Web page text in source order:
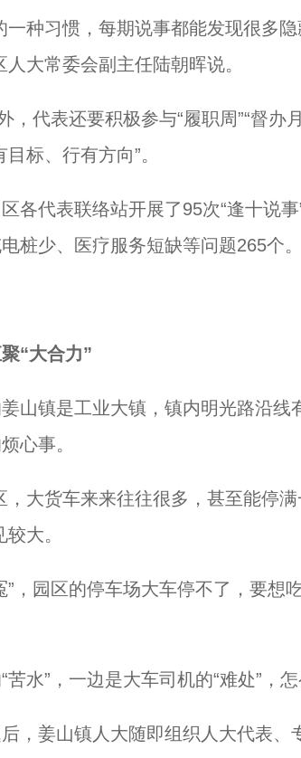
种习惯，每期说事都能发现很多隐
大常委会副主任陆朝晖说。
代表还要积极参与“履职周”“督办
标、行有方向”。
代表联络站开展了95次“逢十说事
桩少、医疗服务短缺等问题265个。
“大合力”
镇是工业大镇，镇内明光路沿线
心事。
大货车来来往往很多，甚至能停满
大。
园区的停车场大车停不了，要想
”，一边是大车司机的“难处”，怎
姜山镇人大随即组织人大代表、